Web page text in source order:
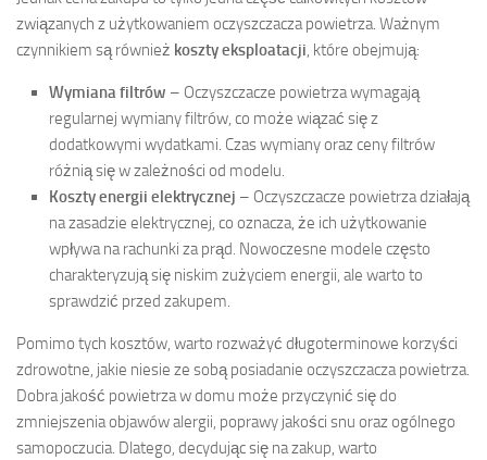
związanych z użytkowaniem oczyszczacza powietrza. Ważnym
czynnikiem są również koszty eksploatacji, które obejmują:
Wymiana filtrów – Oczyszczacze powietrza wymagają
regularnej wymiany filtrów, co może wiązać się z
dodatkowymi wydatkami. Czas wymiany oraz ceny filtrów
różnią się w zależności od modelu.
Koszty energii elektrycznej – Oczyszczacze powietrza działają
na zasadzie elektrycznej, co oznacza, że ich użytkowanie
wpływa na rachunki za prąd. Nowoczesne modele często
charakteryzują się niskim zużyciem energii, ale warto to
sprawdzić przed zakupem.
Pomimo tych kosztów, warto rozważyć długoterminowe korzyści
zdrowotne, jakie niesie ze sobą posiadanie oczyszczacza powietrza.
Dobra jakość powietrza w domu może przyczynić się do
zmniejszenia objawów alergii, poprawy jakości snu oraz ogólnego
samopoczucia. Dlatego, decydując się na zakup, warto